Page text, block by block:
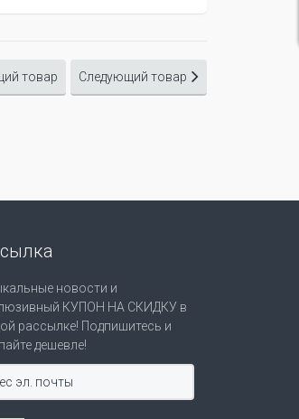
товар Следующий товар
новости и
КУПОН НА СКИДКУ в
рассылке! Подпишитесь и
дешевле!